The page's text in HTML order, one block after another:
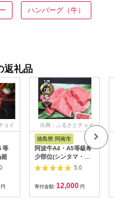
ハンバーグ（牛）
返礼品
ョイ
等
円
出典：ふるさとチョイ
徳島県 阿南市
阿波牛A4・A5等級希
少部位(シンタマ・ラ
ンプ・カイノミ)焼肉
400g【1209463】
5.0
寄付金額: 12,000 円